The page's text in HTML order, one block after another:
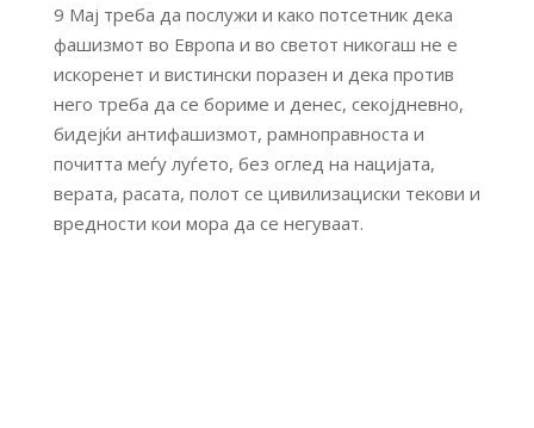
9 Мај треба да послужи и како потсетник дека
фашизмот во Европа и во светот никогаш не е
искоренет и вистински поразен и дека против
него треба да се бориме и денес, секојдневно,
бидејќи антифашизмот, рамноправноста и
почитта меѓу луѓето, без оглед на нацијата,
верата, расата, полот се цивилизациски текови и
вредности кои мора да се негуваат.